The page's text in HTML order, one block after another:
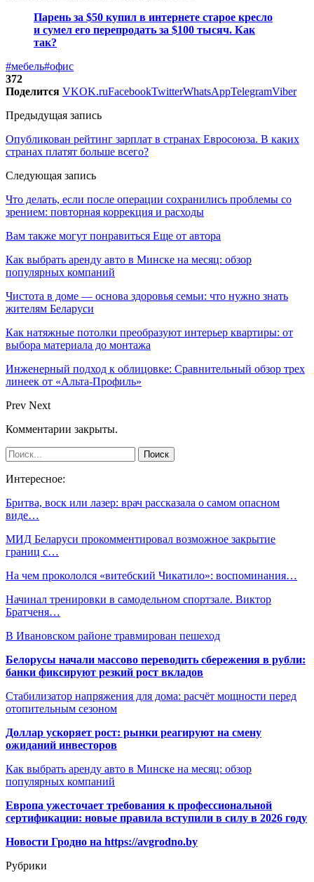
Парень за $50 купил в интернете старое кресло
и сумел его перепродать за $100 тысяч. Как
так?
#мебель#офис
372
Поделится VKOK.ruFacebookTwitterWhatsAppTelegramViber
Предыдущая запись
Опубликован рейтинг зарплат в странах Евросоюза. В каких
странах платят больше всего?
Следующая запись
Что делать, если после операции сохранились проблемы со
зрением: повторная коррекция и расходы
Вам также могут понравиться Еще от автора
Как выбрать аренду авто в Минске на месяц: обзор
популярных компаний
Чистота в доме — основа здоровья семьи: что нужно знать
жителям Беларуси
Как натяжные потолки преобразуют интерьер квартиры: от
выбора материала до монтажа
Инженерный подход к облицовке: Сравнительный обзор трех
линеек от «Альта-Профиль»
Prev Next
Комментарии закрыты.
Интересное:
Бритва, воск или лазер: врач рассказала о самом опасном
виде…
МИД Беларуси прокомментировал возможное закрытие
границ с…
На чем прокололся «витебский Чикатило»: воспоминания…
Начинал тренировки в самодельном спортзале. Виктор
Братченя…
В Ивановском районе травмирован пешеход
Белорусы начали массово переводить сбережения в рубли:
банки фиксируют резкий рост вкладов
Стабилизатор напряжения для дома: расчёт мощности перед
отопительным сезоном
Доллар ускоряет рост: рынки реагируют на смену
ожиданий инвесторов
Как выбрать аренду авто в Минске на месяц: обзор
популярных компаний
Европа ужесточает требования к профессиональной
сертификации: новые правила вступили в силу в 2026 году
Новости Гродно на https://avgrodno.by
Рубрики